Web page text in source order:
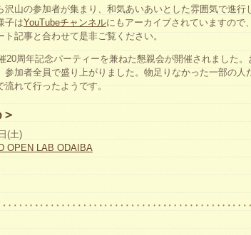
け
ベ
ン
沢山の参加者が集まり、和気あいあいとした雰囲気で進行
子はYouTubeチャンネルにもアーカイブされていますので
ト記事と合わせて是非ご覧ください。
20周年記念パーティーを兼ねた懇親会が開催されました。
加者全員で盛り上がりました。物足りなかった一部の人
れて行ったようです。
(土)
OPEN LAB ODAIBA